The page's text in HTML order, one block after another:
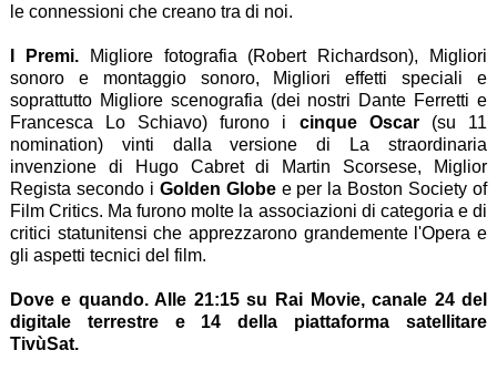
le connessioni che creano tra di noi.
I Premi.
Migliore fotografia (Robert Richardson), Migliori
sonoro e montaggio sonoro, Migliori effetti speciali e
soprattutto Migliore scenografia (dei nostri Dante Ferretti e
Francesca Lo Schiavo) furono i cinque Oscar(su 11
nomination) vinti dalla versione di La straordinaria
invenzione di Hugo Cabret di Martin Scorsese, Miglior
Regista secondo i Golden Globee per la Boston Society of
Film Critics. Ma furono molte la associazioni di categoria e di
critici statunitensi che apprezzarono grandemente l'Opera e
gli aspetti tecnici del film.
Dove e quando. Alle 21:15 su Rai Movie, canale 24 del
digitale terrestre e 14 della piattaforma satellitare
TivùSat.